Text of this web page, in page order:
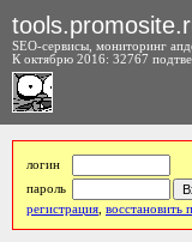
SEO-сервисы, мониторинг
К октябрю 2016: 32767
логин
пароль
регистрация восстановить